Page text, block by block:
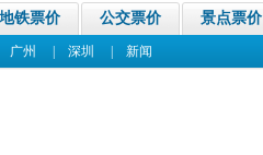
地铁票价 公交票价 景点票价
广州 深圳 新闻